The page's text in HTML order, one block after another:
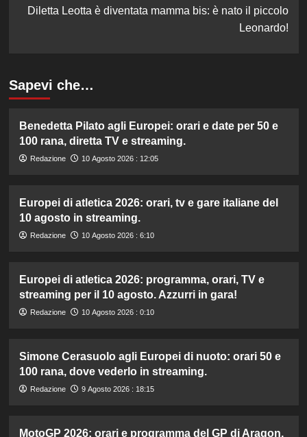
Diletta Leotta è diventata mamma bis: è nato il piccolo
Leonardo!
Sapevi che…
Benedetta Pilato agli Europei: orari e date per 50 e
100 rana, diretta TV e streaming.
Redazione 10 Agosto 2026 : 12:05
Europei di atletica 2026: orari, tv e gare italiane del
10 agosto in streaming.
Redazione 10 Agosto 2026 : 6:10
Europei di atletica 2026: programma, orari, TV e
streaming per il 10 agosto. Azzurri in gara!
Redazione 10 Agosto 2026 : 0:10
Simone Cerasuolo agli Europei di nuoto: orari 50 e
100 rana, dove vederlo in streaming.
Redazione 9 Agosto 2026 : 18:15
MotoGP 2026: orari e programma del GP di Aragon,